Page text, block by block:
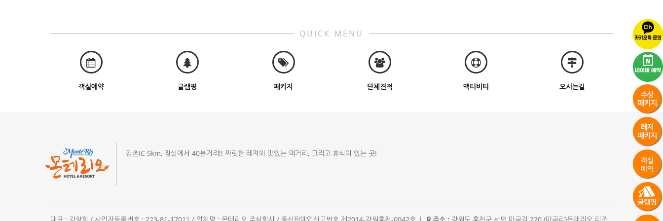
QUICK MENU
객실예약 글램핑 패키지 단체견적 액티비티 오시는길
강촌IC 5km, 잠실에서 40분거리!! 짜릿한 레져와 맛있는 먹거리, 그리고 휴식이 있는 곳!